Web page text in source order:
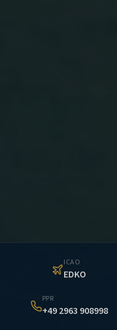
ICAO
EDKO
PPR
+49 2963 908998